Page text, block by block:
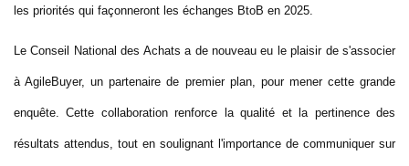
les priorités qui façonneront les échanges BtoB en 2025.
Le Conseil National des Achats a de nouveau eu le plaisir de s'associer
à AgileBuyer, un partenaire de premier plan, pour mener cette grande
enquête. Cette collaboration renforce la qualité et la pertinence des
résultats attendus, tout en soulignant l'importance de communiquer sur